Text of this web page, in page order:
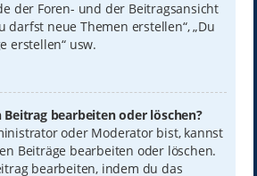
der Foren- und der Beitragsansicht
darfst neue Themen erstellen“, „Du
erstellen“ usw.
bearbeiten oder löschen?
oder Moderator bist, kannst
Beiträge bearbeiten oder löschen.
bearbeiten, indem du das